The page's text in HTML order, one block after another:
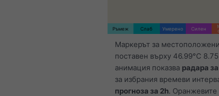
Ръмеж Слаб Умерено Силен
Маркерът за
поставен върху 46.99°С
анимация показва радара
за избрания времеви
прогноза за 2h. Оранжевите